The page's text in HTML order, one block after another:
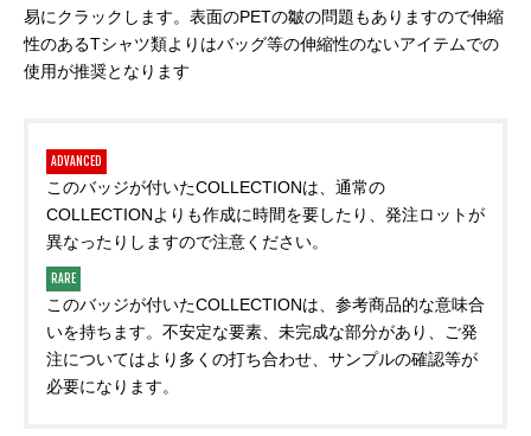
易にクラックします。表面のPETの皺の問題もありますので伸縮
性のあるTシャツ類よりはバッグ等の伸縮性のないアイテムでの
使用が推奨となります
ADVANCED
このバッジが付いたCOLLECTIONは、通常の
COLLECTIONよりも作成に時間を要したり、発注ロットが
異なったりしますので注意ください。
RARE
このバッジが付いたCOLLECTIONは、参考商品的な意味合
いを持ちます。不安定な要素、未完成な部分があり、ご発
注についてはより多くの打ち合わせ、サンプルの確認等が
必要になります。